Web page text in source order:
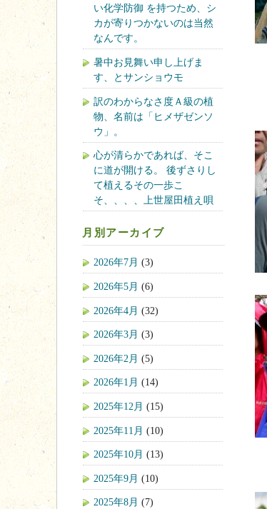
い化学防御 を持つため、シ
カが寄りつかないのは当然
なんです。
暑中お見舞い申し上げま
す、とサンショウモ
訳のわからなさ度Ａ級の植
物、名前は「ヒメザゼンソ
ウ」。
心が清らかであれば、そこ
に道が開ける。 後ずさりし
て植えるその一歩こ
そ、、、、上世屋田植え唄
月別アーカイブ
2026年7月 (3)
2026年5月 (6)
2026年4月 (32)
2026年3月 (3)
2026年2月 (5)
2026年1月 (14)
2025年12月 (15)
2025年11月 (10)
2025年10月 (13)
2025年9月 (10)
2025年8月 (7)